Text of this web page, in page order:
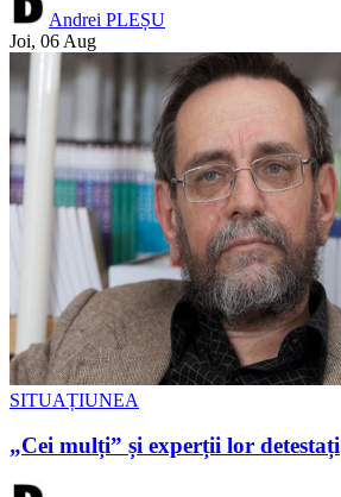
Andrei PLEȘU
Joi, 06 Aug
SITUAȚIUNEA
„Cei mulți” și experții lor detestați